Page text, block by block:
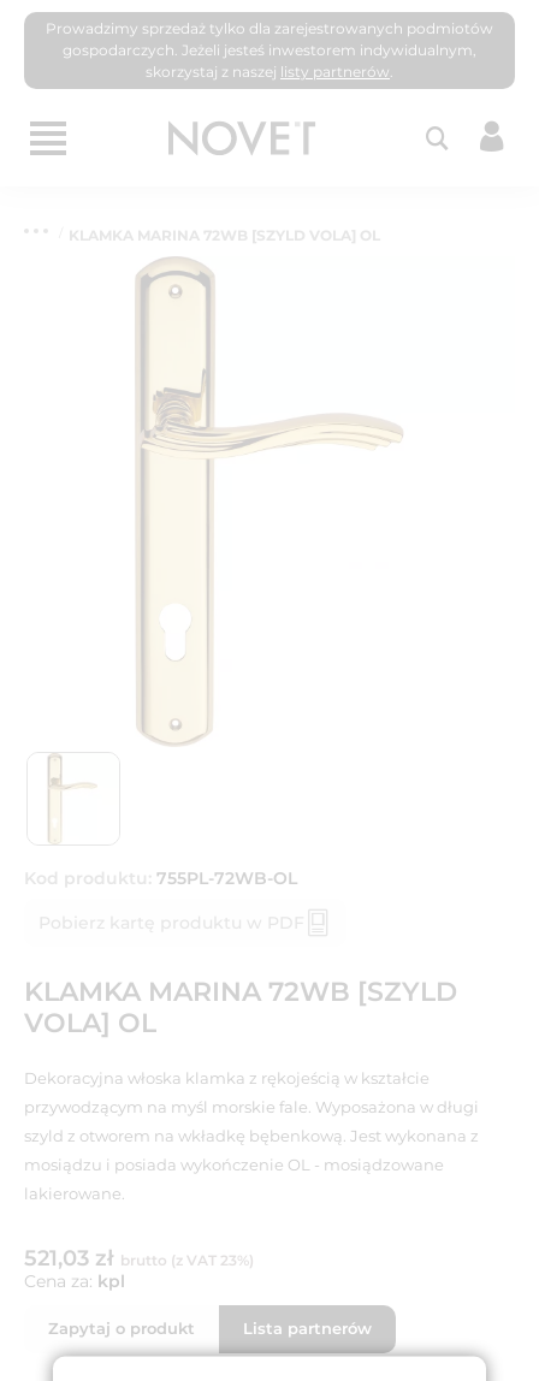
Prowadzimy sprzedaż tylko dla zarejestrowanych podmiotów
gospodarczych. Jeżeli jesteś inwestorem indywidualnym,
skorzystaj z naszej listy partnerów.
KLAMKA MARINA 72WB [SZYLD VOLA] OL
Kod produktu: 755PL-72WB-OL
Pobierz kartę produktu w PDF
KLAMKA MARINA 72WB [SZYLD
VOLA] OL
Dekoracyjna włoska klamka z rękojeścią w kształcie
przywodzącym na myśl morskie fale. Wyposażona w długi
szyld z otworem na wkładkę bębenkową. Jest wykonana z
mosiądzu i posiada wykończenie OL - mosiądzowane
lakierowane.
521,03 zł brutto (z VAT 23%)
Cena za: kpl
Zapytaj o produkt Lista partnerów